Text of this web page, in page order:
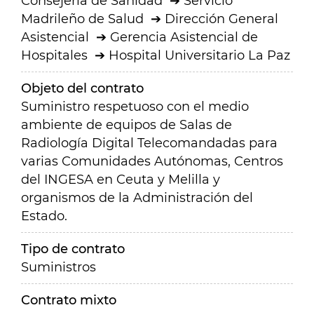
Madrileño de Salud
Dirección General
Asistencial
Gerencia Asistencial de
Hospitales
Hospital Universitario La Paz
Objeto del contrato
Suministro respetuoso con el medio
ambiente de equipos de Salas de
Radiología Digital Telecomandadas para
varias Comunidades Autónomas, Centros
del INGESA en Ceuta y Melilla y
organismos de la Administración del
Estado.
Tipo de contrato
Suministros
Contrato mixto